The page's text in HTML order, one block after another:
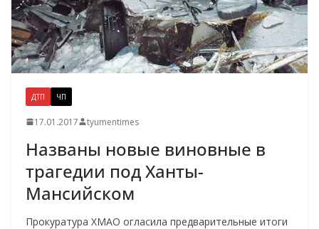
ДТП ЧП
17.01.2017 tyumentimes
Названы новые виновные в
трагедии под Ханты-
Мансийском
Прокуратура ХМАО огласила предварительные итоги